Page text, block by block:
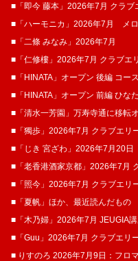
■「即今 藤本」2026年7月 クラブ
■「ハーモニカ」2026年7月 メ
■「二條 みなみ」2026年7月
■「仁修樓」2026年7月 クラブエ
■「HINATA」オープン 後編 コー
■「HINATA」オープン 前編 ひな
■「清水一芳園」万寿寺通に移転
■「獨歩」2026年7月 クラブエリ
■「じき 宮ざわ」2026年7月20日
■「老香港酒家京都」2026年7月
■「照今」2026年7月 クラブエリ
■「夏帆」ほか、最近読んだもの
■「木乃婦」2026年7月 JEUGIA
■「Guu」2026年7月 クラブエリ
■ りすのろ 2026年7月9日：フロ